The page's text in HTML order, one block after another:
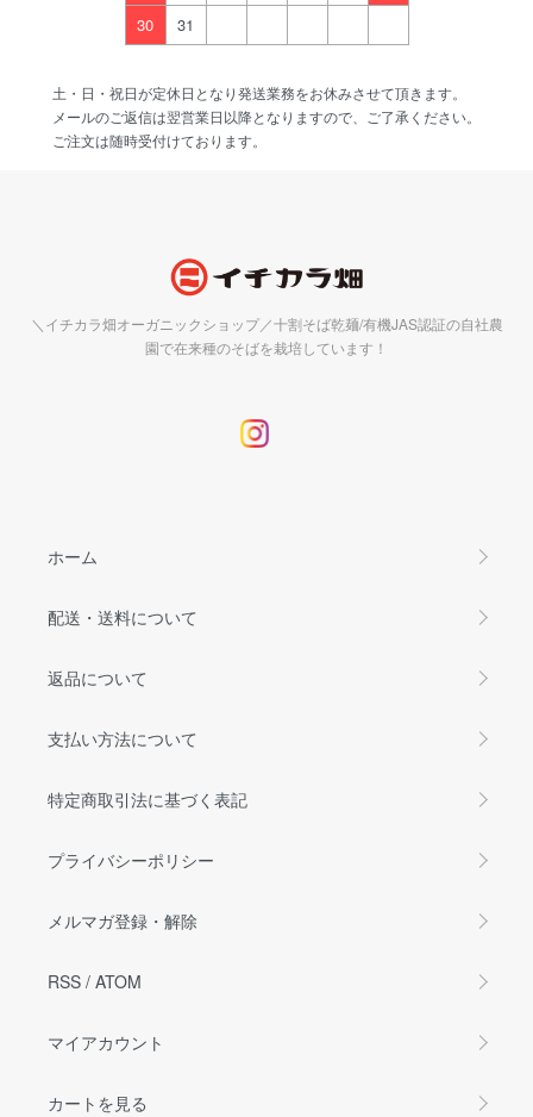
30
31
土・日・祝日が定休日となり発送業務をお休みさせて頂きます。
メールのご返信は翌営業日以降となりますので、ご了承ください。
ご注文は随時受付けております。
＼イチカラ畑オーガニックショップ／十割そば乾麺/有機JAS認証の自社農
園で在来種のそばを栽培しています！
ホーム
配送・送料について
返品について
支払い方法について
特定商取引法に基づく表記
プライバシーポリシー
メルマガ登録・解除
RSS / ATOM
マイアカウント
カートを見る